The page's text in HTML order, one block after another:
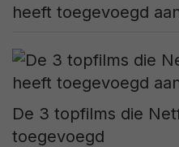
heeft toegevoegd
De 3 topfilms die
toegevoegd